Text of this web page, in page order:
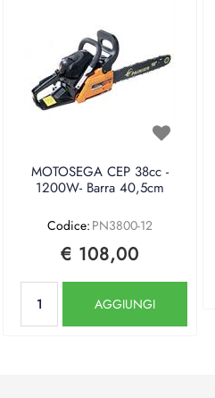
MOTOSEGA CEP 38cc -
1200W- Barra 40,5cm
Codice: PN3800-12
€ 108,00
AGGIUNGI